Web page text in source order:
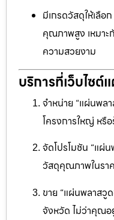
มีเกรดวัสดุให้เลือ
คุณภาพสูง เหมาะ
ความสวยงาม
บริการที่เว็บไซ
จำหน่าย “แผ่นพล
โครงการใหญ่ หรื
จัดโปรโมชัน “แผ่
วัสดุคุณภาพในรา
ขาย “แผ่นพลาสวู
จังหวัด ไม่ว่าคุณอ